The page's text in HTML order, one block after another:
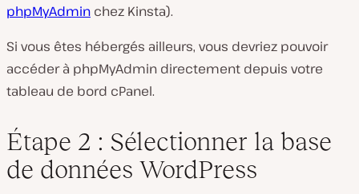
phpMyAdmin chez Kinsta).
Si vous êtes hébergés ailleurs, vous devriez pouvoir
accéder à phpMyAdmin directement depuis votre
tableau de bord cPanel.
Étape 2 : Sélectionner la base
de données WordPress